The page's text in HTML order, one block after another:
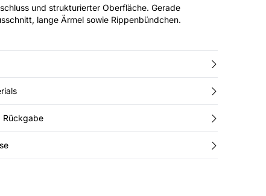
und strukturierter Oberfläche. Gerade
lange Ärmel sowie Rippenbündchen.
Rückgabe